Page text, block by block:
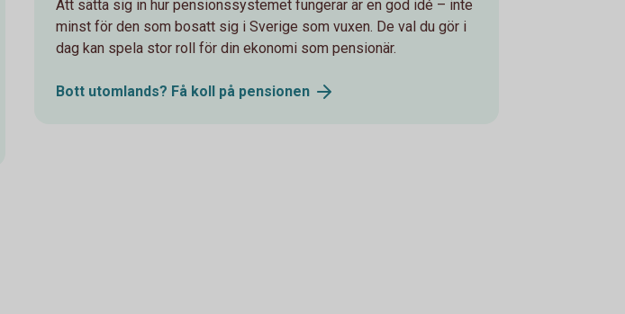
Att sätta sig in hur pensionssystemet fungerar är en god idé – inte
minst för den som bosatt sig i Sverige som vuxen. De val du gör i
dag kan spela stor roll för din ekonomi som pensionär.
Bott utomlands? Få koll på pensionen